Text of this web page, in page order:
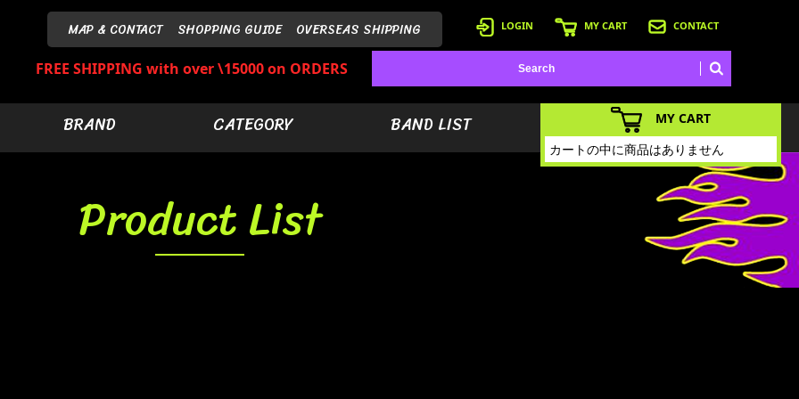
MAP & CONTACT SHOPPING GUIDE OVERSEAS SHIPPING LOGIN MY CART CONTACT
FREE SHIPPING with over \15000 on ORDERS
BRAND CATEGORY BAND LIST
Product List
MY CART
カートの中に商品はありません